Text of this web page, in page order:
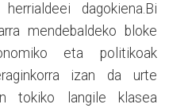
dagokiena.Bi
mendebaldeko bloke
eta politikoak
izan da urte
tokiko langile klasea